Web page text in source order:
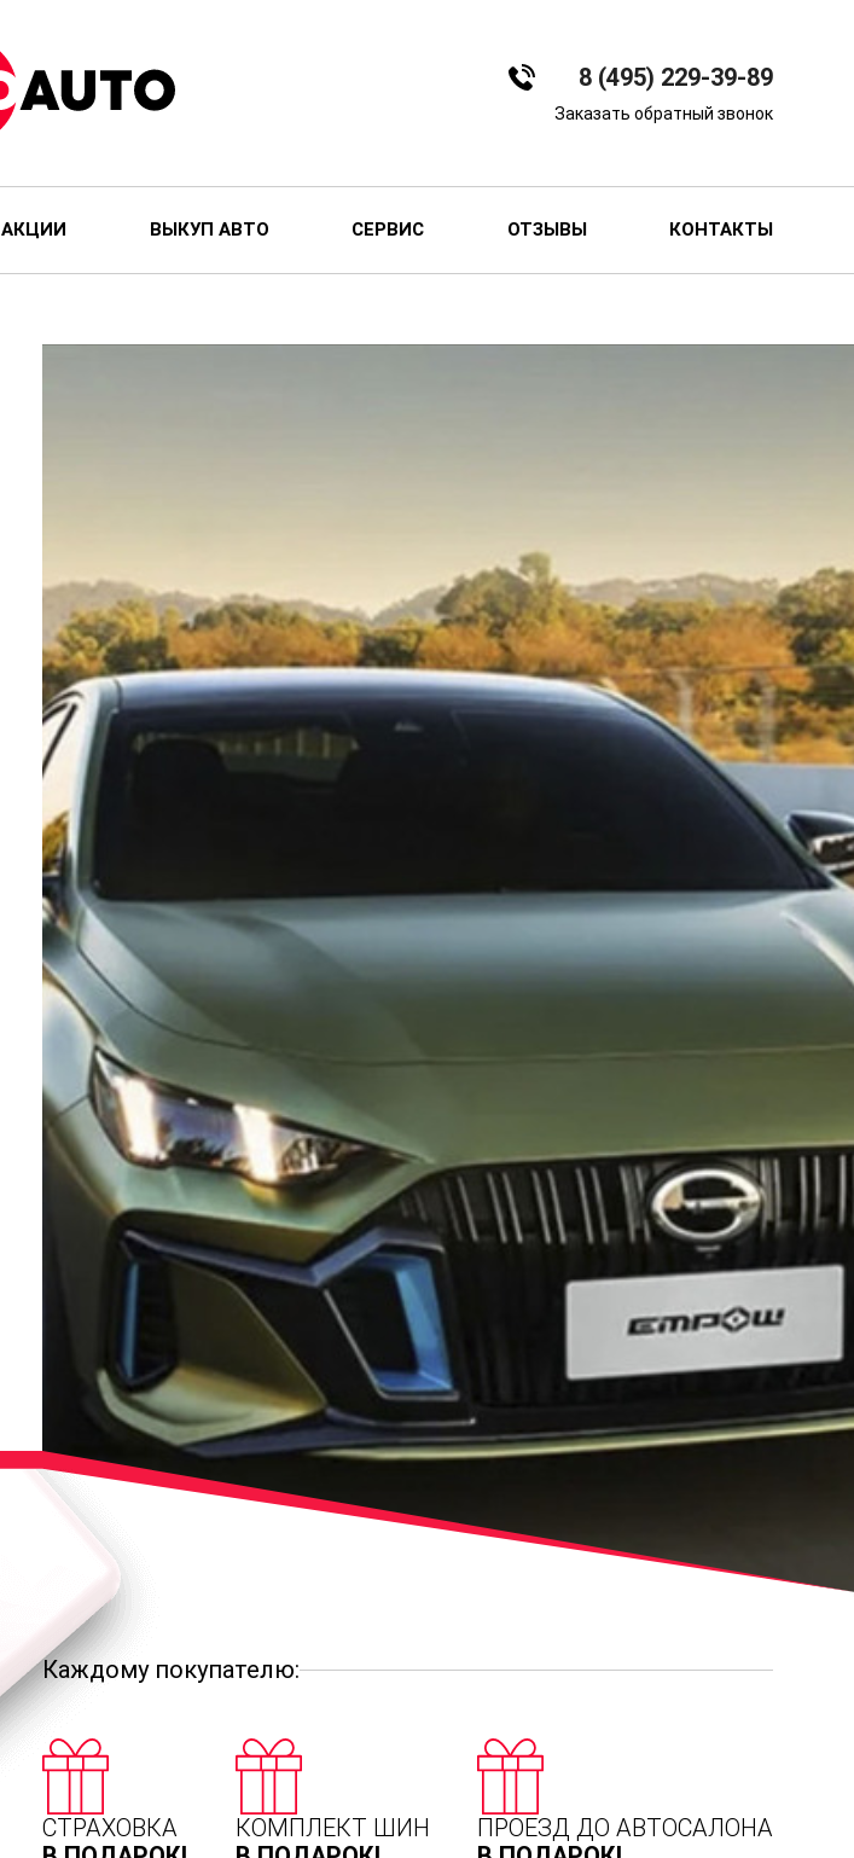
8 (495) 229-39-89
Заказать обратный звонок
АКЦИИ ВЫКУП АВТО СЕРВИС ОТЗЫВЫ КОНТАКТЫ
Каждому покупателю:
СТРАХОВКА
КОМПЛЕКТ ШИН
ПРОЕЗД ДО АВТОСАЛОНА